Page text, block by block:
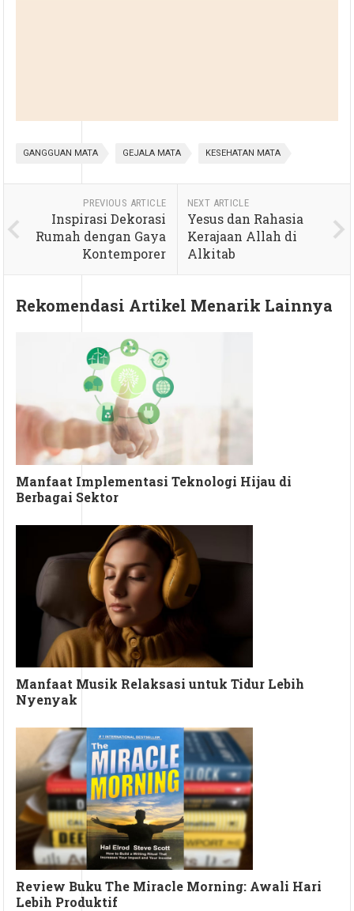
GANGGUAN MATA GEJALA MATA KESEHATAN MATA
PREVIOUS ARTICLE
Inspirasi Dekorasi
Rumah dengan Gaya
Kontemporer
NEXT ARTICLE
Yesus dan Rahasia
Kerajaan Allah di
Alkitab
Rekomendasi Artikel Menarik Lainnya
Manfaat Implementasi Teknologi Hijau di
Berbagai Sektor
Manfaat Musik Relaksasi untuk Tidur Lebih
Nyenyak
Review Buku The Miracle Morning: Awali Hari
Lebih Produktif